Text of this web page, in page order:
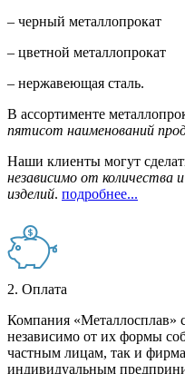
– черный металлопрокат
– цветной металлопрокат
– нержавеющая сталь.
В ассортименте
пятисот наименований
Наши клиенты могут
независимо от количества
изделий. подробнее...
2. Оплата
Компания «Металлосплав»
независимо от их формы
частным лицам, так и
индивидуальным